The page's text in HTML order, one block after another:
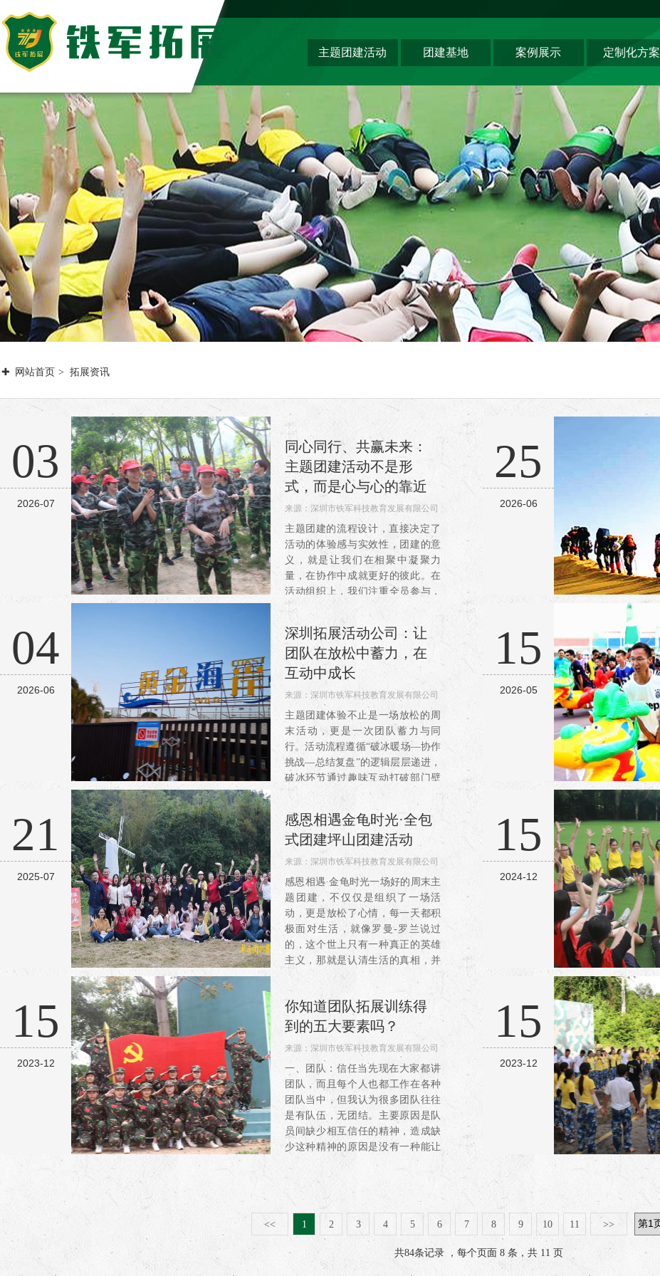
主题团建活动
主题团建系列
匠人制作系列
音乐释压系列
数字团建系列
文化赋能系列
组织运动系列
团建基地
佛山基地
清远基地
河源基地
案例展示
生产制造企业
银行保险证券
服务顾问资询
教培政企机构
定制化方案
网站首页 拓展资讯
03
2026-07
同心同行、共赢未来：
主题团建活动不是形
式，而是心与心的靠近
来源： 深圳市铁军科技教育发展有限公司
阅读：198
主题团建的流程设计，直接决定了
活动的体验感与实效性，团建的意
义，就是让我们在相聚中凝聚力
量，在协作中成就更好的彼此。在
活动组织上，我们注重全员参与，
避免出现“少数人主导、多数人旁
调动全员积极性，充分考虑团队
成...
25
2026-06
04
2026-06
深圳拓展活动公司：让
团队在放松中蓄力，在
互动中成长
来源： 深圳市铁军科技教育发展有限公司
阅读：313
主题团建体验不止是一场放松的周
末活动，更是一次团队蓄力与同
行。活动流程遵循“破冰暖场—协作
挑战—总结复盘”的逻辑层层递进，
破冰环节通过趣味互动打破部门壁
垒与职场隔阂，让陌生的同事快速
熟悉，让熟悉的伙伴更加默契；协
作挑战环节设计贴合团队工作场...
15
2026-05
21
2025-07
感恩相遇金龟时光·​全包
式团建坪山团建活动
来源： 深圳市铁军科技教育发展有限公司
阅读：1273
感恩相遇·金龟时光一场好的周末主
题团建，不仅仅是组织了一场活
动，更是放松了心情，每一天都积
极面对生活，就像罗曼-罗兰说过
的，这个世上只有一种真正的英雄
主义，那就是认清生活的真相，并
且仍然热爱它。花同样的预算，周
末主题团建也能享受多样化的服
务...
15
2024-12
15
2023-12
你知道团队拓展训练得
到的五大要素吗？
来源： 深圳市铁军科技教育发展有限公司
阅读：3863
一、团队：信任当先现在大家都讲
团队，而且每个人也都工作在各种
团队当中，但我认为很多团队往往
是有队伍，无团结。主要原因是队
员间缺少相互信任的精神，造成缺
少这种精神的原因是没有一种能让
大家相互信任的有效机制。在训练
中有个叫“信任背摔”的项目，虽...
15
2023-12
<<
1 2 3 4 5 6 7 8 9 10 11 >>
共84条记录 ，每个页面 8 条，共 11 页